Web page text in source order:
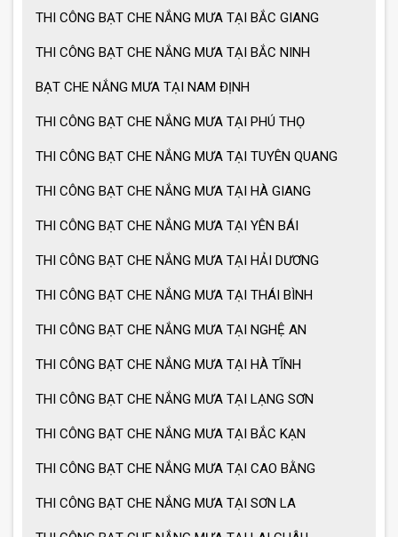
Ô dù che nắng mưa loại lớn
MẪU GIÀN PHƠI THÔNG MINH HOT
THI CÔNG BẠT CHE NẮNG MƯA TẠI BẮC GIANG
THI CÔNG BẠT CHE NẮNG MƯA TẠI BẮC NINH
BẠT CHE NẮNG MƯA TẠI NAM ĐỊNH
THI CÔNG BẠT CHE NẮNG MƯA TẠI PHÚ THỌ
THI CÔNG BẠT CHE NẮNG MƯA TẠI TUYÊN QUANG
THI CÔNG BẠT CHE NẮNG MƯA TẠI HÀ GIANG
THI CÔNG BẠT CHE NẮNG MƯA TẠI YÊN BÁI
THI CÔNG BẠT CHE NẮNG MƯA TẠI HẢI DƯƠNG
THI CÔNG BẠT CHE NẮNG MƯA TẠI THÁI BÌNH
THI CÔNG BẠT CHE NẮNG MƯA TẠI NGHỆ AN
THI CÔNG BẠT CHE NẮNG MƯA TẠI HÀ TĨNH
THI CÔNG BẠT CHE NẮNG MƯA TẠI LẠNG SƠN
THI CÔNG BẠT CHE NẮNG MƯA TẠI BẮC KẠN
THI CÔNG BẠT CHE NẮNG MƯA TẠI CAO BẰNG
THI CÔNG BẠT CHE NẮNG MƯA TẠI SƠN LA